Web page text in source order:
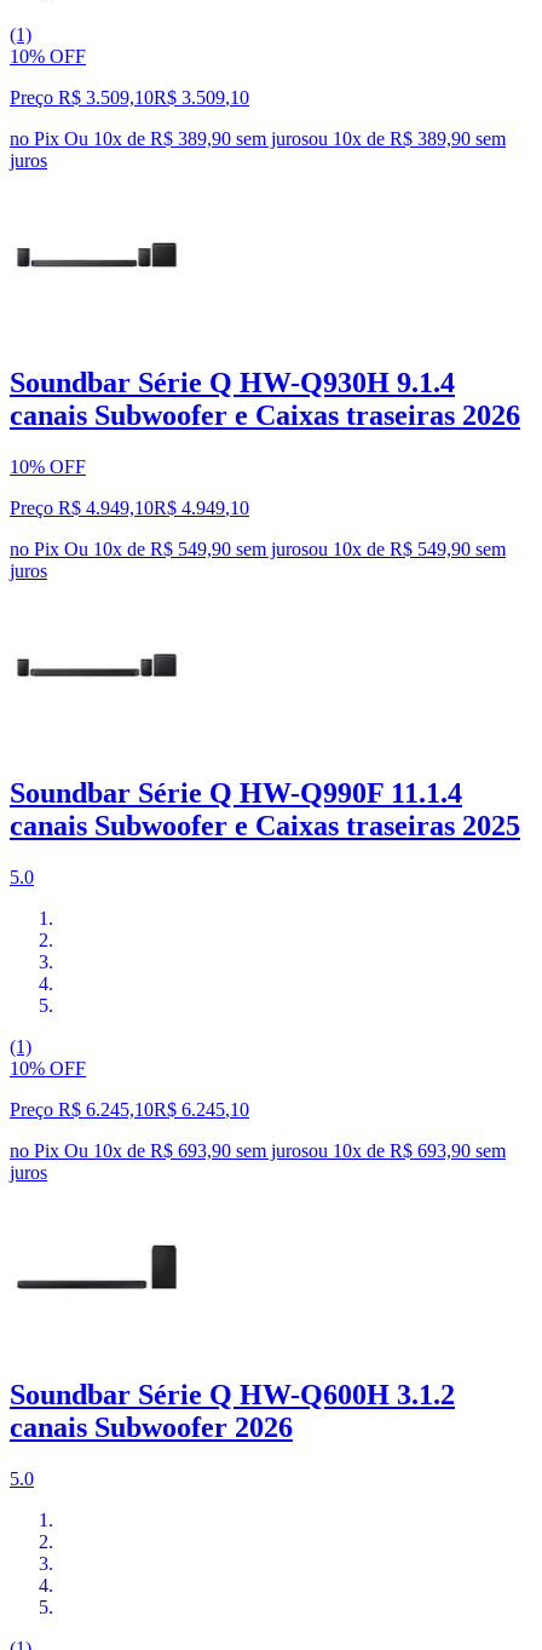
(1)
10% OFF
Preço R$ 3.509,10R$ 3.509,10
no Pix Ou 10x de R$ 389,90 sem jurosou 10x de R$ 389,90 sem
juros
Soundbar Série Q HW-Q930H 9.1.4
canais Subwoofer e Caixas traseiras 2026
10% OFF
Preço R$ 4.949,10R$ 4.949,10
no Pix Ou 10x de R$ 549,90 sem jurosou 10x de R$ 549,90 sem
juros
Soundbar Série Q HW-Q990F 11.1.4
canais Subwoofer e Caixas traseiras 2025
5.0
(1)
10% OFF
Preço R$ 6.245,10R$ 6.245,10
no Pix Ou 10x de R$ 693,90 sem jurosou 10x de R$ 693,90 sem
juros
Soundbar Série Q HW-Q600H 3.1.2
canais Subwoofer 2026
5.0